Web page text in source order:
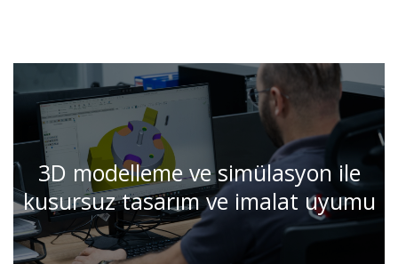
3D modelleme ve simülasyon ile
kusursuz tasarım ve imalat uyumu